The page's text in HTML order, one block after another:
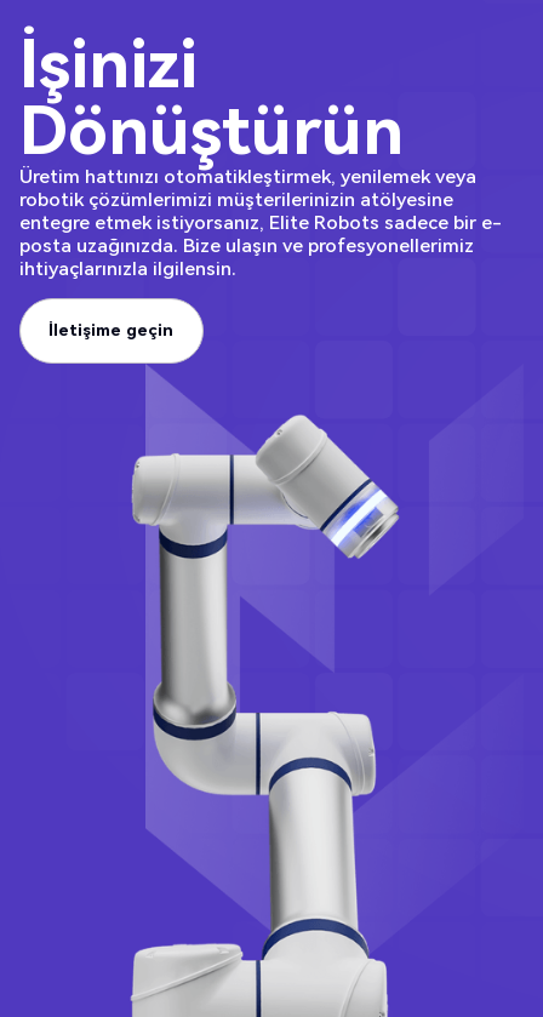
İşinizi
Dönüştürün
Üretim hattınızı otomatikleştirmek, yenilemek veya
robotik çözümlerimizi müşterilerinizin atölyesine
entegre etmek istiyorsanız, Elite Robots sadece bir e-
posta uzağınızda. Bize ulaşın ve profesyonellerimiz
ihtiyaçlarınızla ilgilensin.
İletişime geçin
İletişime geçin